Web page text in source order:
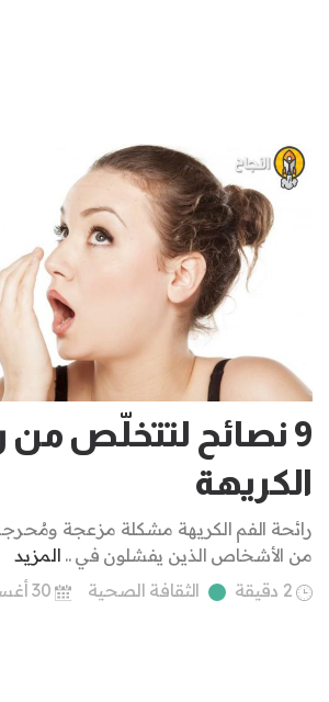
9 نصائح لتتخلّص من
الكريهة
رائحة الفم الكريهة مشكلة مزعجة ومُحرجة
من الأشخاص الذين يفشلون في .. المزيد
2 دقيقة
الثقافة الصحية 30 أغسطس 2018